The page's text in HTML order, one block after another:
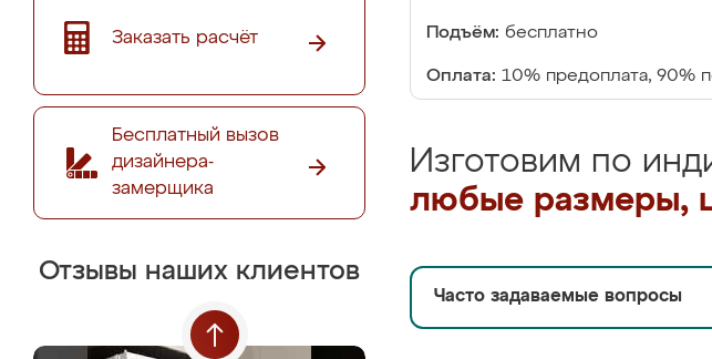
Заказать расчёт
Бесплатный вызов
дизайнера-
замерщика
Отзывы наших клиентов
Подъём: бесплатно
Оплата: 10% предоплата, 90%
Изготовим по
любые размеры,
Часто задаваемые вопросы